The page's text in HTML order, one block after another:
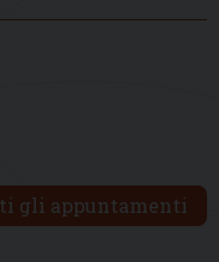
gli appuntamenti